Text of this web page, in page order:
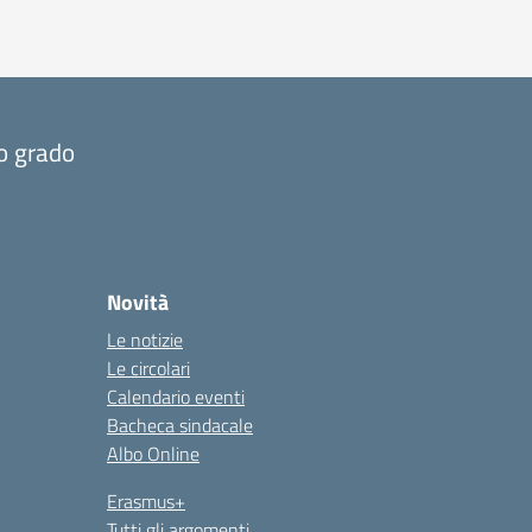
grado
Novità
Le notizie
Le circolari
Calendario eventi
Bacheca sindacale
Albo Online
Erasmus+